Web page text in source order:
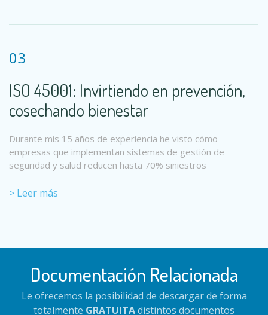
03
ISO 45001: Invirtiendo en prevención,
cosechando bienestar
Durante mis 15 años de experiencia he visto cómo
empresas que implementan sistemas de gestión de
seguridad y salud reducen hasta 70% siniestros
> Leer más
Documentación Relacionada
Le ofrecemos la posibilidad de descargar de forma
totalmente GRATUITAdistintos documentos